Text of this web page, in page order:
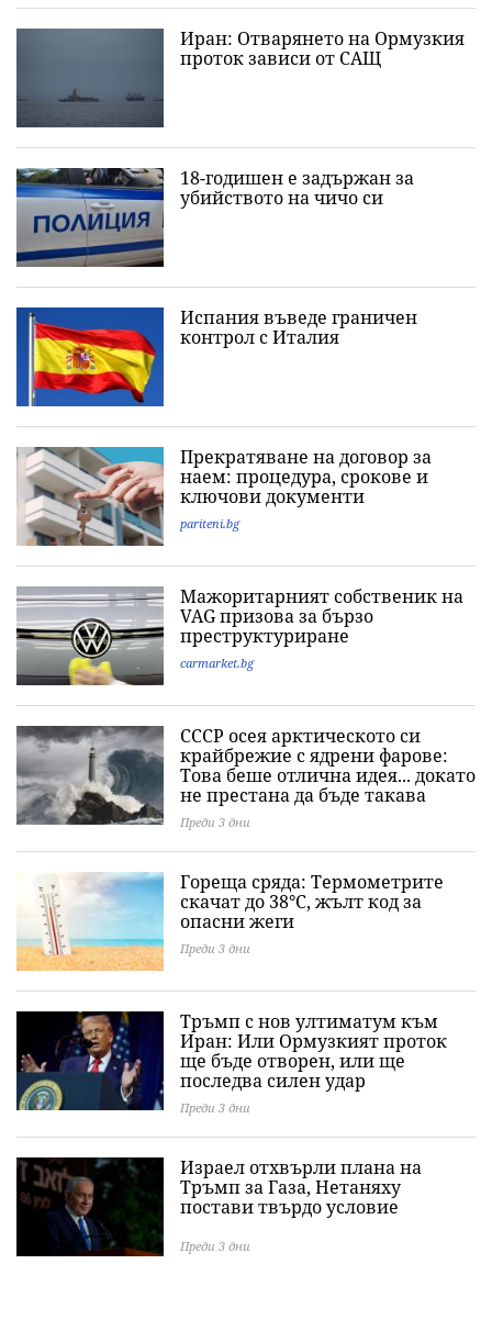
Иран: Отварянето на Ормузкия
проток зависи от САЩ
18-годишен е задържан за
убийството на чичо си
Испания въведе граничен
контрол с Италия
Прекратяване на договор за
наем: процедура, срокове и
ключови документи
pariteni.bg
Мажоритарният собственик на
VAG призова за бързо
преструктуриране
carmarket.bg
СССР осея арктическото си
крайбрежие с ядрени фарове:
Това беше отлична идея... докато
не престана да бъде такава
Преди 3 дни
Гореща сряда: Термометрите
скачат до 38°C, жълт код за
опасни жеги
Преди 3 дни
Тръмп с нов ултиматум към
Иран: Или Ормузкият проток
ще бъде отворен, или ще
последва силен удар
Преди 3 дни
Израел отхвърли плана на
Тръмп за Газа, Нетаняху
постави твърдо условие
Преди 3 дни